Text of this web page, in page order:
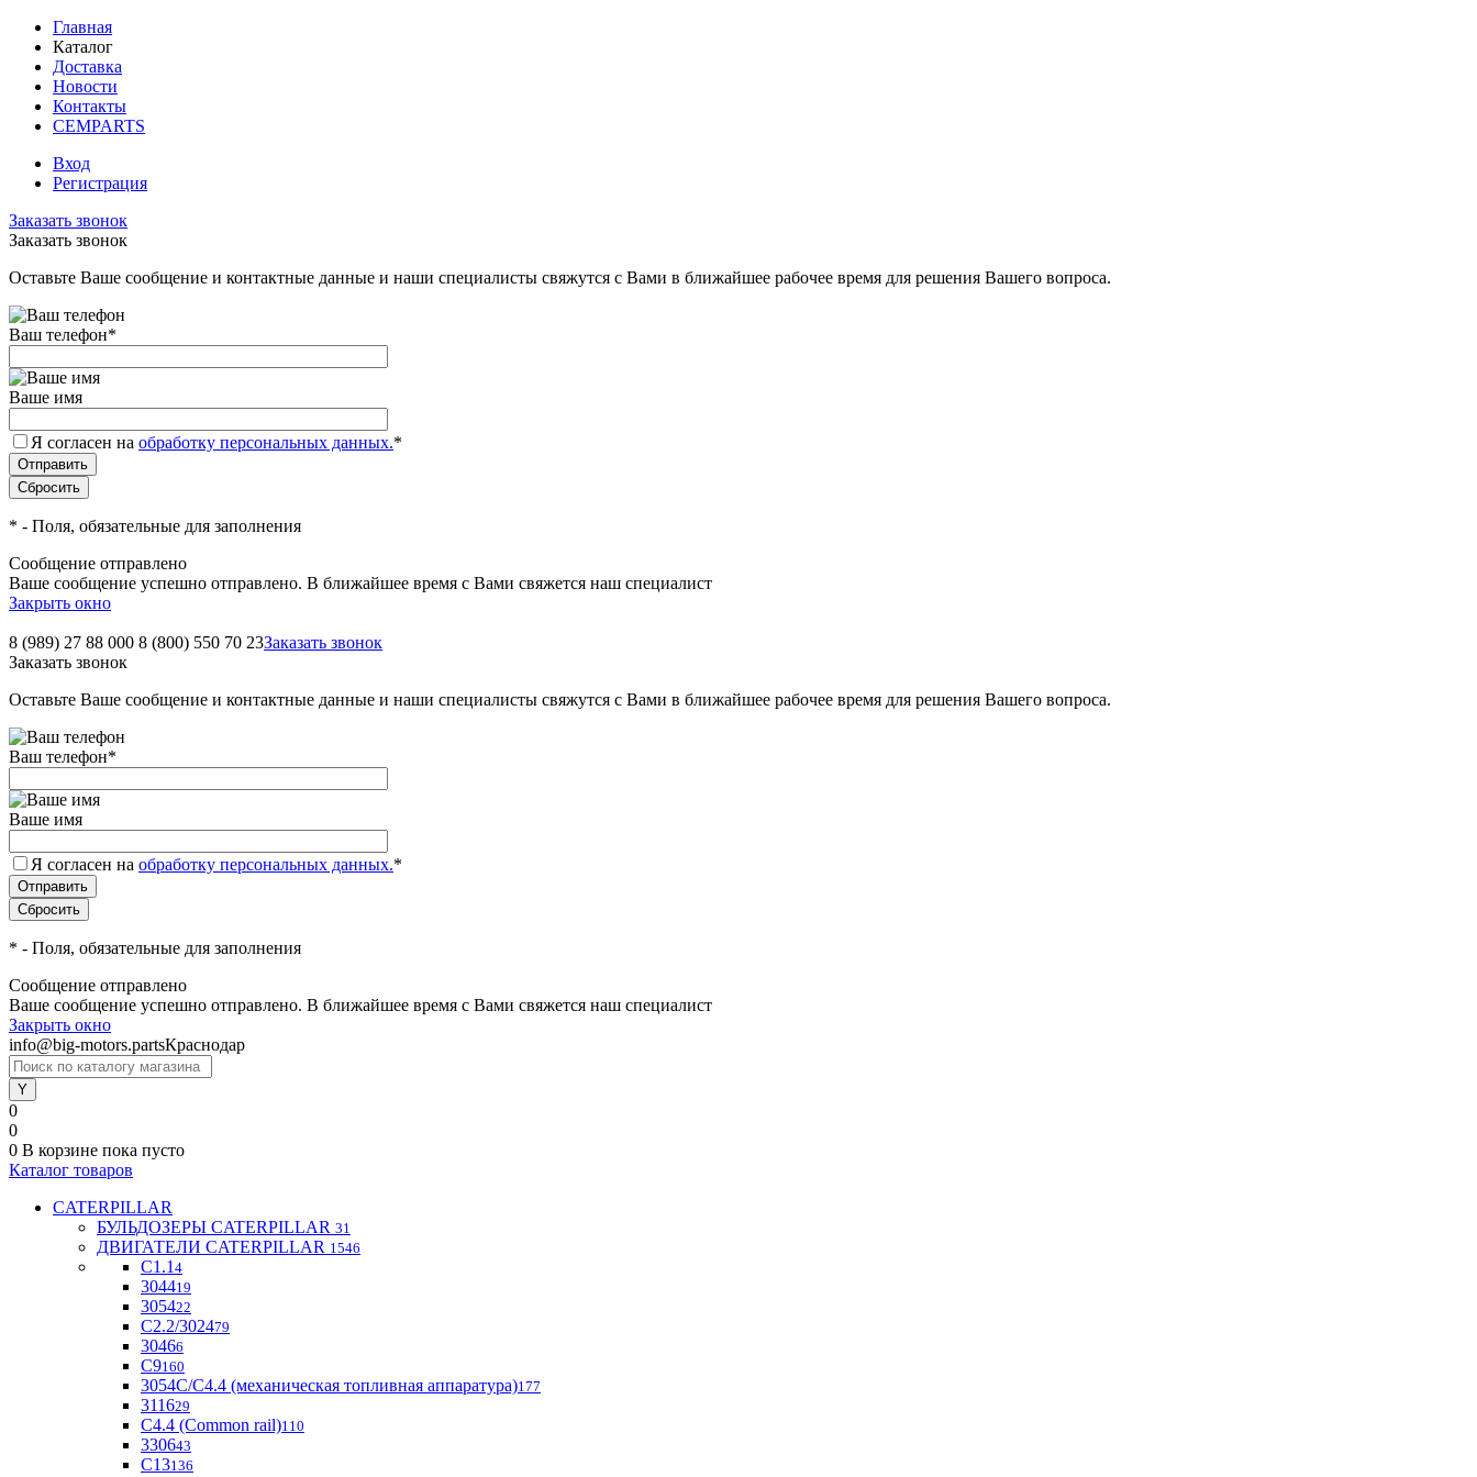
Главная
Каталог
Доставка
Новости
Контакты
CEMPARTS
Вход
Регистрация
Заказать звонок
Заказать звонок
Оставьте Ваше сообщение и контактные данные и наши специалисты свяжутся с Вами в ближайшее рабочее время для решения Вашего вопроса.
Ваш телефон*
Ваше имя
Я согласен на обработку персональных данных.*
* - Поля, обязательные для заполнения
Сообщение отправлено
Ваше сообщение успешно отправлено. В ближайшее время с Вами свяжется наш специалист
Закрыть окно
8 (989) 27 88 000 8 (800) 550 70 23Заказать звонок
Заказать звонок
Оставьте Ваше сообщение и контактные данные и наши специалисты свяжутся с Вами в ближайшее рабочее время для решения Вашего вопроса.
Ваш телефон*
Ваше имя
Я согласен на обработку персональных данных.*
* - Поля, обязательные для заполнения
Сообщение отправлено
Ваше сообщение успешно отправлено. В ближайшее время с Вами свяжется наш специалист
Закрыть окно
info@big-motors.partsКраснодар
0
0
0 В корзине пока пусто
Каталог товаров
CATERPILLAR
БУЛЬДОЗЕРЫ CATERPILLAR 31
ДВИГАТЕЛИ CATERPILLAR 1546
C1.1 4
304419
305422
С2.2/302479
30466
С9160
3054С/С4.4 (механическая топливная аппаратура)177
311629
С4.4 (Common rail)110
330643
С13136